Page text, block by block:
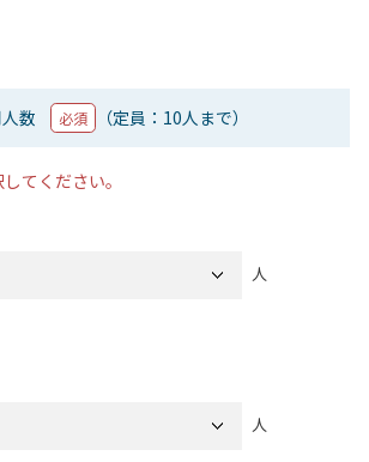
数 必須 （定員：10人まで）
てください。
人
人